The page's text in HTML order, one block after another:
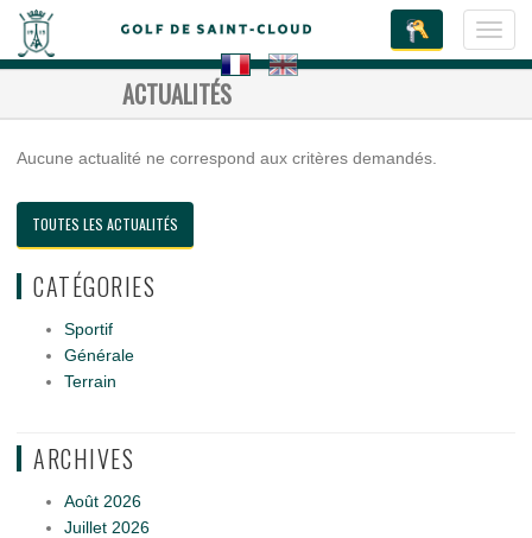
ACTUALITÉS
Aucune actualité ne correspond aux critères demandés.
TOUTES LES ACTUALITÉS
CATÉGORIES
Sportif
Générale
Terrain
ARCHIVES
Août 2026
Juillet 2026